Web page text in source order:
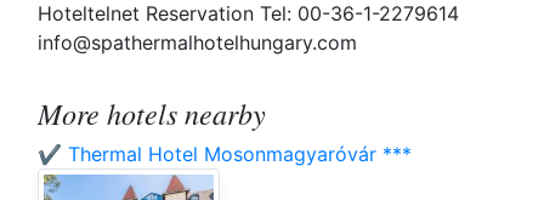
Hoteltelnet Reservation Tel: 00-36-1-2279614
info@spathermalhotelhungary.com
More hotels nearby
✔️ Thermal Hotel Mosonmagyaróvár ***